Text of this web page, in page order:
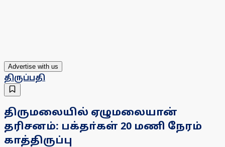
Advertise with us
திருப்பதி
திருமலையில் ஏழுமலையான்
தரிசனம்: பக்தா்கள் 20 மணி நேரம்
காத்திருப்பு